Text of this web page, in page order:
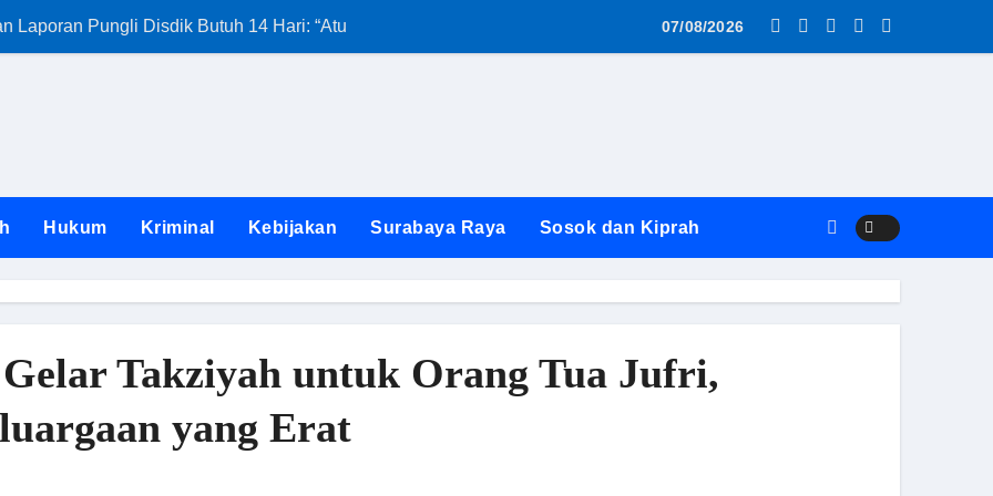
Laporan Pungli Disdik Butuh 14 Hari: “Aturan dari Mana?”Kunjungan Satgas MBG AWS ke SPPG Surabaya Diwarnai Penolakan dan
07/08/2026
Hukum Kriminal Kebijakan Surabaya Raya Sosok dan Kiprah
Takziyah untuk Orang Tua Jufri,
yang Erat